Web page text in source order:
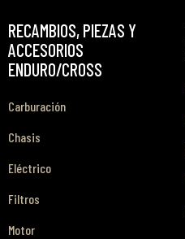
RECAMBIOS, PIEZAS Y
ACCESORIOS
ENDURO/CROSS
Carburación
Chasis
Eléctrico
Filtros
Motor